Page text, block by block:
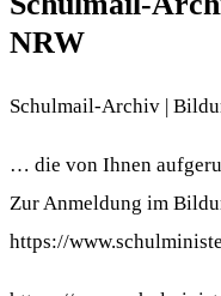
NRW
Schulmail-Archiv |
… die von Ihnen
Zur Anmeldung im
https://